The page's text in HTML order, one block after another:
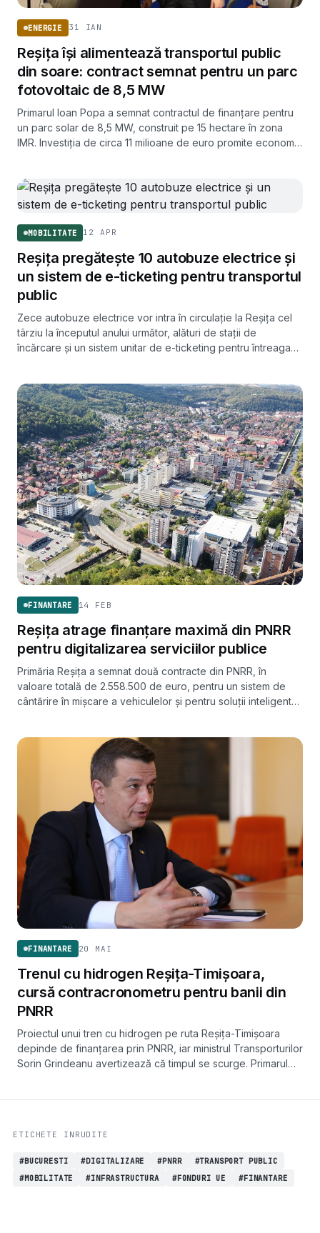
ENERGIE 31 IAN
Reșița își alimentează transportul public
din soare: contract semnat pentru un parc
fotovoltaic de 8,5 MW
Primarul Ioan Popa a semnat contractul de finanțare pentru
un parc solar de 8,5 MW, construit pe 15 hectare în zona
IMR. Investiția de circa 11 milioane de euro promite economii
MOBILITATE 12 APR
Reșița pregătește 10 autobuze electrice și
un sistem de e-ticketing pentru transportul
public
Zece autobuze electrice vor intra în circulație la Reșița cel
târziu la începutul anului următor, alături de stații de
încărcare și un sistem unitar de e-ticketing pentru întreaga
FINANTARE 14 FEB
Reșița atrage finanțare maximă din PNRR
pentru digitalizarea serviciilor publice
Primăria Reșița a semnat două contracte din PNRR, în
valoare totală de 2.558.500 de euro, pentru un sistem de
cântărire în mișcare a vehiculelor și pentru soluții inteligente
FINANTARE 20 MAI
Trenul cu hidrogen Reșița-Timișoara,
cursă contracronometru pentru banii din
PNRR
Proiectul unui tren cu hidrogen pe ruta Reșița-Timișoara
depinde de finanțarea prin PNRR, iar ministrul Transporturilor
Sorin Grindeanu avertizează că timpul se scurge. Primarul
ETICHETE INRUDITE
#BUCURESTI #DIGITALIZARE #PNRR
#TRANSPORT PUBLIC
#MOBILITATE
#INFRASTRUCTURA #FONDURI UE #FINANTARE